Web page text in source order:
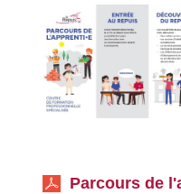
Parcours de